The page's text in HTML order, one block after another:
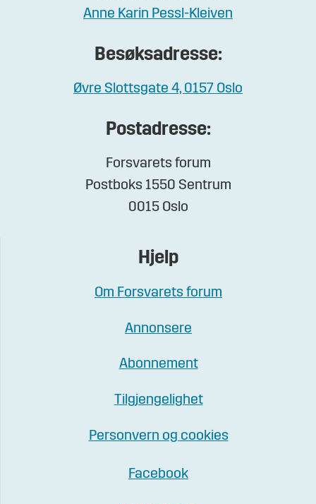
Anne Karin Pessl-Kleiven
Besøksadresse:
Øvre Slottsgate 4, 0157 Oslo
Postadresse:
Forsvarets forum
Postboks 1550 Sentrum
0015 Oslo
Hjelp
Om Forsvarets forum
Annonsere
Abonnement
Tilgjengelighet
Personvern og cookies
Facebook